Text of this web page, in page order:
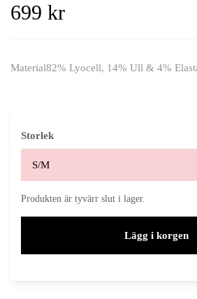
699 kr
Material82% Lyocell, 14% Ull & 4%
Storlek
Produkten är tyvärr slut i lager.
Lägg i korgen